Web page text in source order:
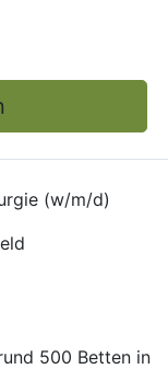
(w/m/d)
500 Betten in